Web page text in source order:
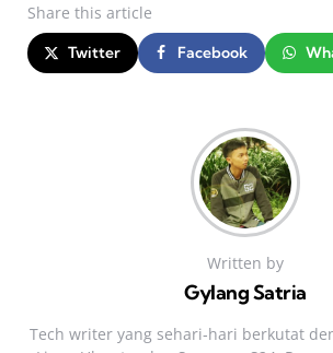
Share this article
Twitter Facebook
Written by
Gylang Satria
Tech writer yang sehari‑hari berkutat